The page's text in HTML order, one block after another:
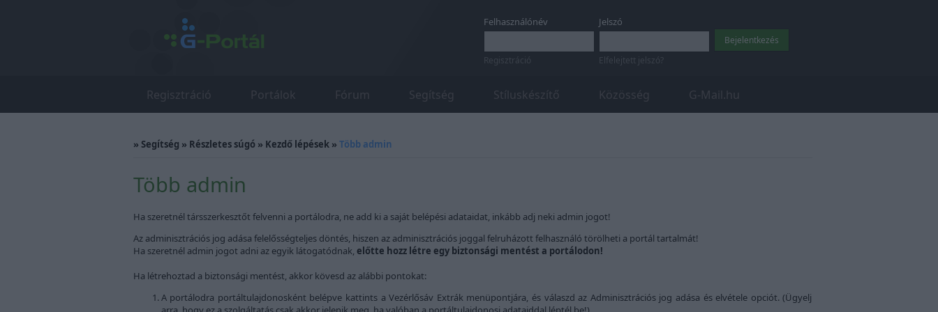
Felhasználónév
Regisztráció
Jelszó
Elfelejtett jelszó?
Regisztráció Portálok Fórum Segítség Stíluskészítő Közösség G-Mail.hu
» Segítség » Részletes súgó» Kezdő lépések» Több admin
Több admin
Ha szeretnél társszerkesztőt felvenni a portálodra, ne add ki a saját belépési adataidat, inkább adj neki admin jogot!
Az adminisztrációs jog adása felelősségteljes döntés, hiszen az adminisztrációs joggal felruházott felhasználó törölheti a portál tartalmát!
Ha szeretnél admin jogot adni az egyik látogatódnak, előtte hozz létre egy biztonsági mentést a portálodon!
Ha létrehoztad a biztonsági mentést, akkor kövesd az alábbi pontokat:
A portálodra portáltulajdonosként belépve kattints a Vezérlősáv Extrák menüpontjára, és válaszd az Adminisztrációs jog adása és elvétele opciót. (Ügyelj